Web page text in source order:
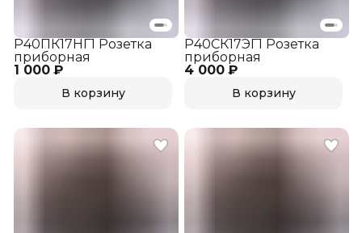
1 000 ₽
Р40ПК17НГ1 Розетка
приборная
В корзину
4 000 ₽
Р40СК17ЭГ1 Розетка
приборная
В корзину